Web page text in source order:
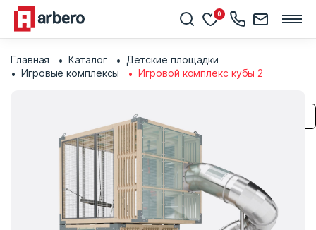
0
Главная Каталог
Детские площадки
Игровые комплексы
Игровой комплекс кубы 2